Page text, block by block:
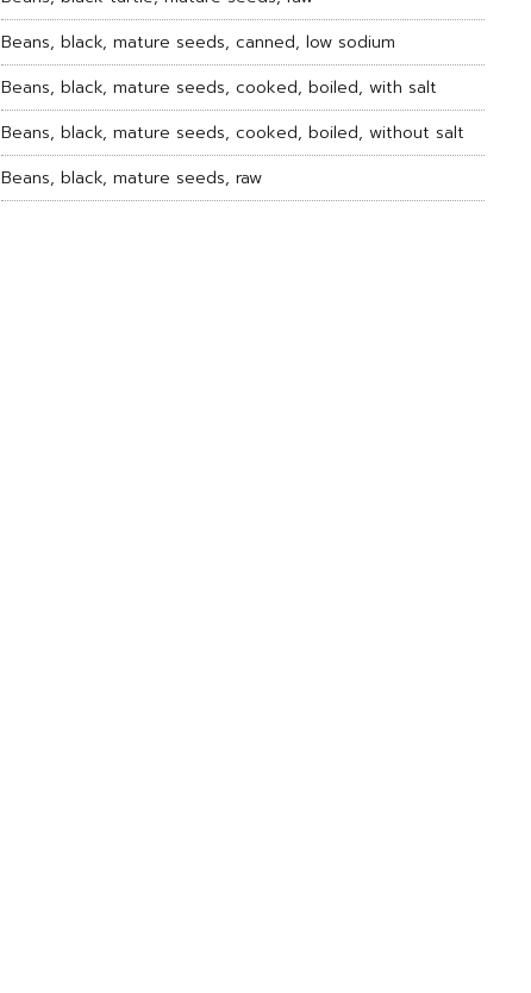
Beans, black, mature seeds, canned, low sodium
Beans, black, mature seeds, cooked, boiled, with salt
Beans, black, mature seeds, cooked, boiled, without salt
Beans, black, mature seeds, raw